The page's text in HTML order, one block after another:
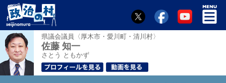
県議会議員〈厚木市・愛川町・清川村〉
佐藤 知一
さとう ともかず